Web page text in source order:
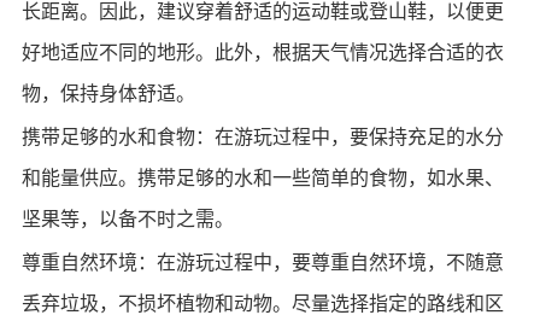
长距离。因此，建议穿着舒适的运动鞋或登山鞋，以便更
好地适应不同的地形。此外，根据天气情况选择合适的衣
物，保持身体舒适。
携带足够的水和食物：在游玩过程中，要保持充足的水分
和能量供应。携带足够的水和一些简单的食物，如水果、
坚果等，以备不时之需。
尊重自然环境：在游玩过程中，要尊重自然环境，不随意
丢弃垃圾，不损坏植物和动物。尽量选择指定的路线和区